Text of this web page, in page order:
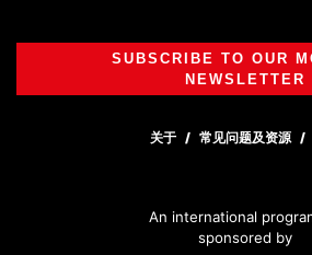
SUBSCRIBE TO OUR
NEWSLETTER
关于 常见问题及资源
An international
sponsored by